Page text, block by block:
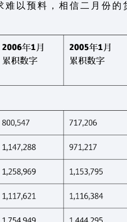
以 预 料 ， 相 信 二 月 份 的